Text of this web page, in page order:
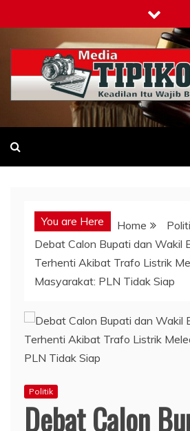
to
content
Tipikor-ri-online.my.id
Keadilan Itu Wajib Bersih
You are Here Home
Debat Calon Bupati dan Wakil
Terhenti Akibat Trafo Listrik
Masyarakat: PLN Tidak Siap
Politik
Debat Calon